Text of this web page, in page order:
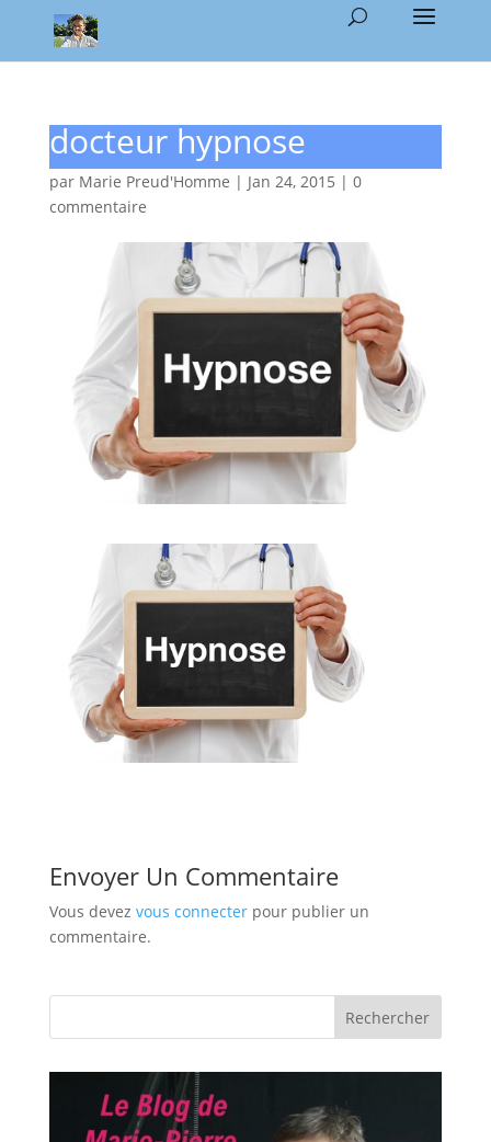
docteur hypnose
par Marie Preud'Homme | Jan 24, 2015 | 0
commentaire
Envoyer Un Commentaire
Vous devez vous connecterpour publier un
commentaire.